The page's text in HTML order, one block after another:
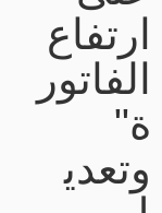
ارتفاع
الفاتور
ة"
وتعدي